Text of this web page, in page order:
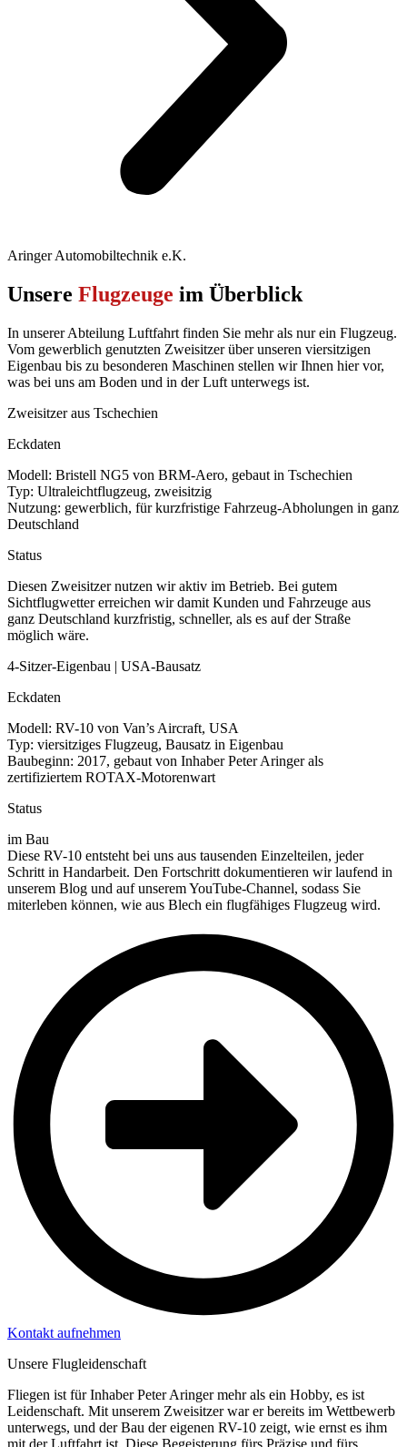
Aringer Automobiltechnik e.K.
Unsere Flugzeuge im Überblick
In unserer Abteilung Luftfahrt finden Sie mehr als nur ein Flugzeug.
Vom gewerblich genutzten Zweisitzer über unseren viersitzigen
Eigenbau bis zu besonderen Maschinen stellen wir Ihnen hier vor,
was bei uns am Boden und in der Luft unterwegs ist.
Zweisitzer aus Tschechien
Eckdaten
Modell: Bristell NG5 von BRM-Aero, gebaut in Tschechien
Typ: Ultraleichtflugzeug, zweisitzig
Nutzung: gewerblich, für kurzfristige Fahrzeug-Abholungen in ganz
Deutschland
Status
Diesen Zweisitzer nutzen wir aktiv im Betrieb. Bei gutem
Sichtflugwetter erreichen wir damit Kunden und Fahrzeuge aus
ganz Deutschland kurzfristig, schneller, als es auf der Straße
möglich wäre.
4-Sitzer-Eigenbau | USA-Bausatz
Eckdaten
Modell: RV-10 von Van’s Aircraft, USA
Typ: viersitziges Flugzeug, Bausatz in Eigenbau
Baubeginn: 2017, gebaut von Inhaber Peter Aringer als
zertifiziertem ROTAX-Motorenwart
Status
im Bau
Diese RV-10 entsteht bei uns aus tausenden Einzelteilen, jeder
Schritt in Handarbeit. Den Fortschritt dokumentieren wir laufend in
unserem Blog und auf unserem YouTube-Channel, sodass Sie
miterleben können, wie aus Blech ein flugfähiges Flugzeug wird.
Kontakt aufnehmen
Unsere Flugleidenschaft
Fliegen ist für Inhaber Peter Aringer mehr als ein Hobby, es ist
Leidenschaft. Mit unserem Zweisitzer war er bereits im Wettbewerb
unterwegs, und der Bau der eigenen RV-10 zeigt, wie ernst es ihm
mit der Luftfahrt ist. Diese Begeisterung fürs Präzise und fürs